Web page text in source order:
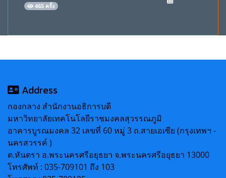
465 ครั้ง
Address
กองกลาง สำนักงานอธิการบดี
มหาวิทยาลัยเทคโนโลยีราชมงคลสุวรรณภูมิ
อาคารบูรณมงคล 32 เลขที่ 60 หมู่ 3 ถ.สายเอเซีย (กรุงเทพฯ -
นครสวรรค์ )
ต.หันตรา อ.พระนครศรีอยุธยา จ.พระนครศรีอยุธยา 13000
โทรศัพท์ : 035-709101 ถึง 103